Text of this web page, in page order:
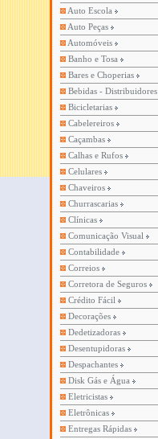
Auto Escola
Auto Peças
Automóveis
Banho e Tosa
Bares e Choperias
Bebidas - Distribuidores
Bicicletarias
Cabelereiros
Caçambas
Calhas e Rufos
Celulares
Chaveiros
Churrascarias
Clínicas
Comunicação Visual
Contabilidade
Correios
Corretora de Seguros
Crédito Fácil
Decorações
Dedetizadoras
Desentupidoras
Despachantes
Disk Gás e Água
Eletricistas
Eletrônicas
Entregas Rápidas